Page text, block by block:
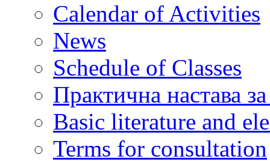
Calendar of Activities
News
Schedule of Classes
Практична настава
Basic literature and
Terms for consultation